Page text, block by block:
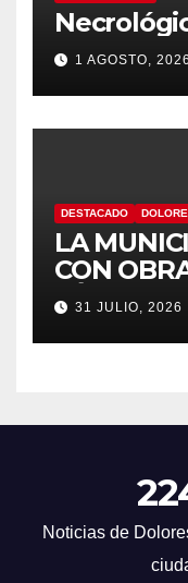
1 AGOSTO, 2026
DESTACADO
LA
CON
HÍDRICO
31 JULIO, 2026
Noticias de